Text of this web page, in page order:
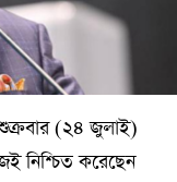
শুক্রবার (২৪ জুলাই)
নিশ্চিত করেছেন